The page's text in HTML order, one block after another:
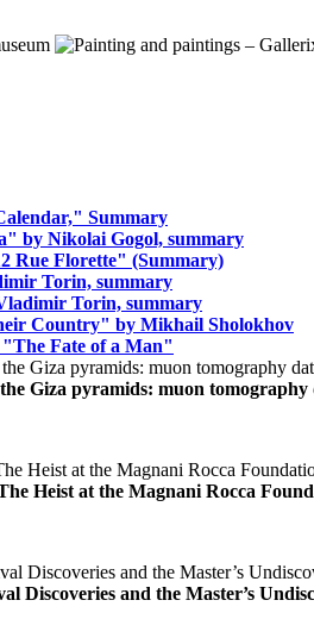
Summary
by Nikolai Gogol, summary
Rue Florette" (Summary)
Torin, summary
Torin, summary
Country" by Mikhail Sholokhov
"The Fate of a Man"
Giza pyramids: muon tomography
Heist at the Magnani Rocca
Discoveries and the Master’s